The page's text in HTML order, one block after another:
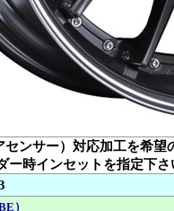
センサー）対応加工を希
時インセットを指定下
）